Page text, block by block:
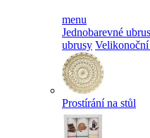
menu
Jednobarevné
ubrusy
Prostírání na stůl